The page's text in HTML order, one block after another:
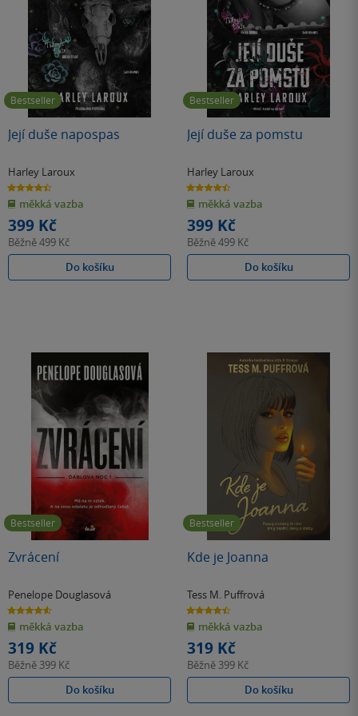
Bestseller
Její duše napospas
Harley Laroux
4.4
z
5
hvězdiček
měkká vazba
399 Kč
Běžně499 Kč
Do košíku
Bestseller
Její duše za pomstu
Harley Laroux
4.5
z
5
hvězdiček
měkká vazba
399 Kč
Běžně499 Kč
Do košíku
Bestseller
Zvrácení
Penelope Douglasová
4.6
z
5
hvězdiček
měkká vazba
319 Kč
Běžně 399 Kč
Do košíku
Bestseller
Kde je Joanna
Tess M. Puffrová
4.5
z
5
hvězdiček
měkká vazba
319 Kč
Běžně 399 Kč
Do košíku